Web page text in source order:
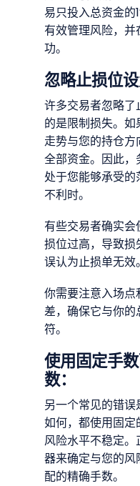
易只投入总资金的
有效管理风险，
功。
忽略止损位设
许多交易者忽略了
的是限制损失。
走势与您的持仓
全部资金。因此
处于您能够承受
不利时。
有些交易者确实
损位过高，导致
误认为止损单无效。
你需要注意入场
差，确保它与你
符。
使用固定手
数：
另一个常见的错
如何，都使用固
风险水平不稳定
器来确定与您的
配的精确手数。